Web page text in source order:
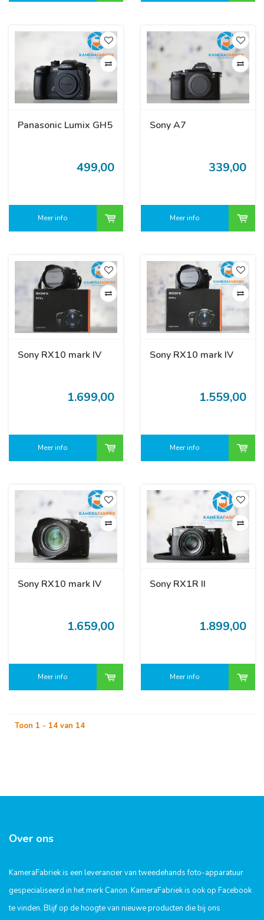
Panasonic Lumix GH5
499,00
Meer info
Sony A7
339,00
Meer info
Sony RX10 mark IV
1.699,00
Meer info
Sony RX10 mark IV
1.559,00
Meer info
Sony RX10 mark IV
1.659,00
Meer info
Sony RX1R II
1.899,00
Meer info
Toon 1 - 14 van 14
Over ons
KameraFabriek is een leverancier van tweedehands foto-apparatuur
gespecialiseerd in het merk Canon. KameraFabriek is ook op Facebook
te vinden. Blijf op de hoogte van nieuwe producten die bij ons